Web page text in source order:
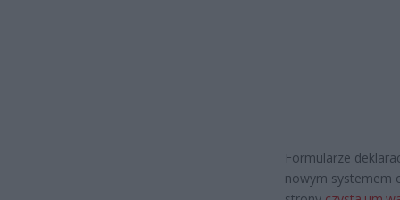
Formularze
nowym systemem